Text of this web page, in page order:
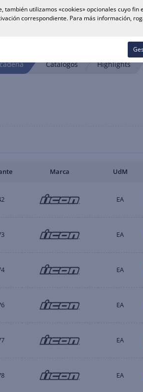
Buscador de
Catálogos Highlights
Marca UdM
EA
EA
EA
EA
EA
EA
utilizamos «cookies» opcionales cuyo fin
correspondiente. Para más información,